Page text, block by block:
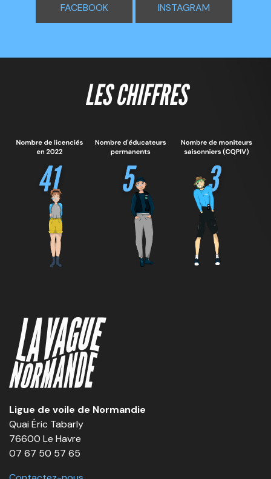
FACEBOOK INSTAGRAM
LES CHIFFRES
Ligue de voile de Normandie
Quai Éric Tabarly
76600 Le Havre
07 67 50 57 65